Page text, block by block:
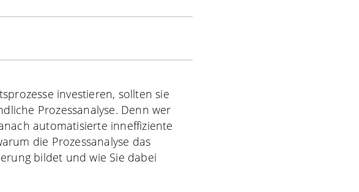
investieren, sollten sie
Prozessanalyse. Denn wer
automatisierte inneffiziente
die Prozessanalyse das
bildet und wie Sie dabei